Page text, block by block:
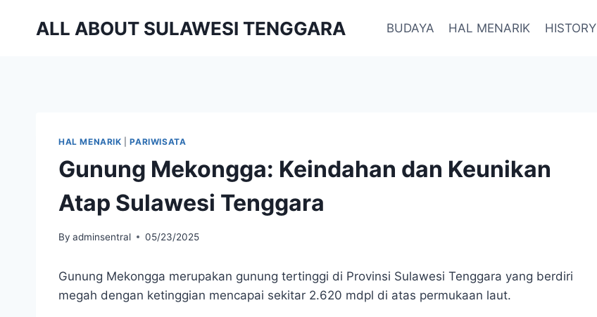
ALL ABOUT SULAWESI TENGGARA BUDAYA HAL MENARIK HISTORY
HAL MENARIK |PARIWISATA
Gunung Mekongga: Keindahan dan Keunikan
Atap Sulawesi Tenggara
By adminsentral 05/23/2025
Gunung Mekongga merupakan gunung tertinggi di Provinsi Sulawesi Tenggara yang berdiri
megah dengan ketinggian mencapai sekitar 2.620 mdpl di atas permukaan laut.